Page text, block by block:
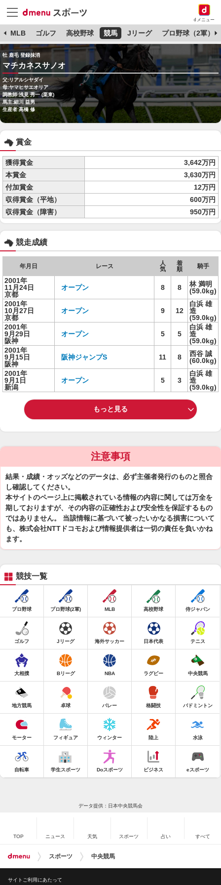
dメニュー
MLB ゴルフ 高校野球 競馬 Jリーグ プロ野球（2軍）
牡 鹿毛 登録抹消
マチカネスサノオ
父:リアルシヤダイ
母:ヤマヒサエオリア
調教師:浅見 秀一 (栗東)
馬主:細川 益男
生産者:高橋 修
賞金
獲得賞金
3,642万円
本賞金
3,630万円
付加賞金
12万円
収得賞金（平地）
600万円
収得賞金（障害）
950万円
競走成績
年月日 レース
人
気
着
順
騎手
2001年
11月24日
京都
オープン 8 8
林 満明
(59.0kg)
2001年
10月27日
京都
オープン 9 12
白浜 雄
造
(59.0kg)
2001年
9月29日
阪神
オープン 5 5
白浜 雄
造
(59.0kg)
2001年
9月15日
阪神
阪神ジャンプS 11 8
西谷 誠
(60.0kg)
2001年
9月1日
新潟
オープン 5 3
白浜 雄
造
(59.0kg)
もっと見る
注意事項
結果・成績・オッズなどのデータは、必ず主催者発行のものと照合
し確認してください。
本サイトのページ上に掲載されている情報の内容に関しては万全を
期しておりますが、その内容の正確性および安全性を保証するもの
ではありません。 当該情報に基づいて被ったいかなる損害について
も、株式会社NTTドコモおよび情報提供者は一切の責任を負いかね
ます。
競技一覧
プロ野球 プロ野球(2軍) MLB 高校野球 侍ジャパン
ゴルフ Jリーグ 海外サッカー 日本代表 テニス
大相撲 Bリーグ NBA ラグビー 中央競馬
地方競馬 卓球 バレー 格闘技 バドミントン
モーター フィギュア ウィンター 陸上 水泳
自転車 学生スポーツ Doスポーツ ビジネス eスポーツ
データ提供：日本中央競馬会
TOP ニュース 天気 スポーツ 占い すべて
スポーツ 中央競馬
サイトご利用にあたって